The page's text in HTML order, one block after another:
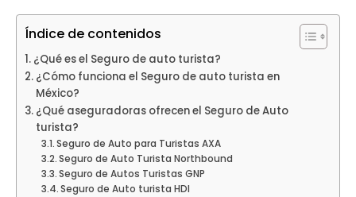
Índice de contenidos
¿Qué es el Seguro de auto turista?
¿Cómo funciona el Seguro de auto turista en
México?
¿Qué aseguradoras ofrecen el Seguro de Auto
turista?
Seguro de Auto para Turistas AXA
Seguro de Auto Turista Northbound
Seguro de Autos Turistas GNP
Seguro de Auto turista HDI